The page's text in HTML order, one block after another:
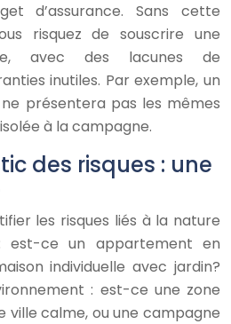
d’assurance. Sans cette
risquez de souscrire une
avec des lacunes de
inutiles. Par exemple, un
présentera pas les mêmes
à la campagne.
des risques : une
les risques liés à la nature
est-ce un appartement en
individuelle avec jardin?
: est-ce une zone
ville calme, ou une campagne